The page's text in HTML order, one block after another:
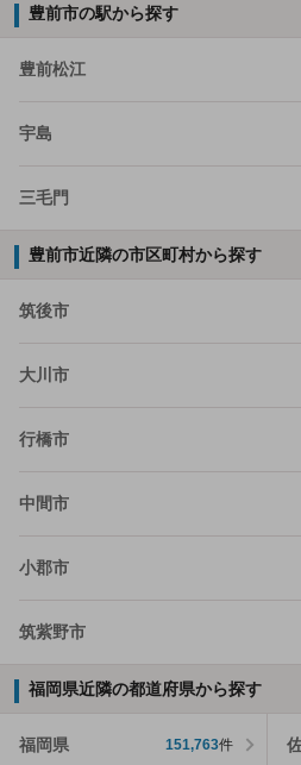
豊前市の駅から探す
豊前松江
宇島
三毛門
豊前市近隣の市区町村から探す
筑後市
大川市
行橋市
中間市
小郡市
筑紫野市
福岡県近隣の都道府県から探す
福岡県 151,763件